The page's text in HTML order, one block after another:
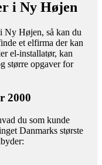
i Ny Højen
Ny Højen, så kan du
et elfirma der kan
el-installatør, kan
større opgaver for
2000
du som kunde
Danmarks største